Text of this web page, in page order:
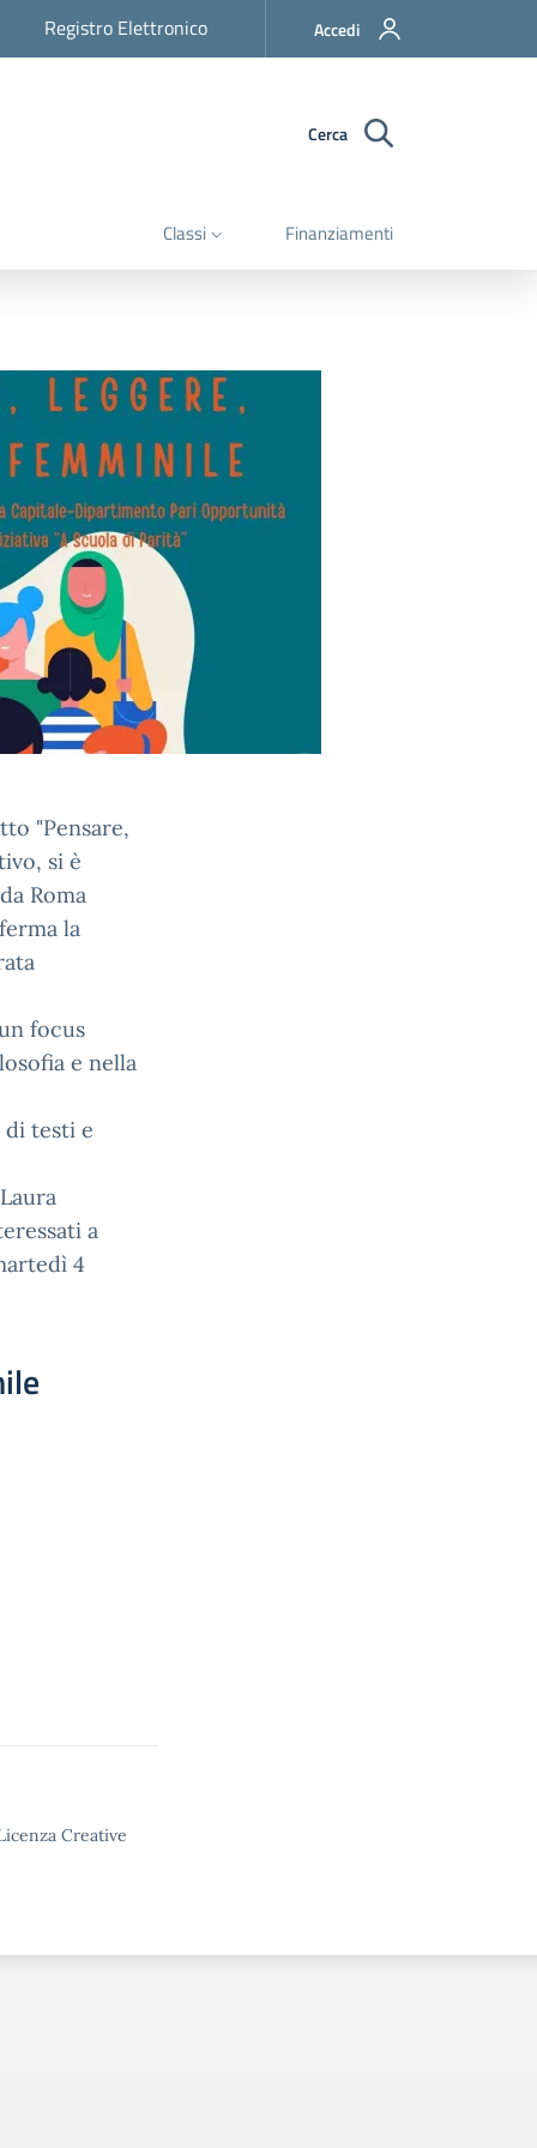
Registro Elettronico Accedi
Cerca
Classi Finanziamenti
"Pensare,
si è
Roma
la
focus
e nella
di testi e
a
4
Creative